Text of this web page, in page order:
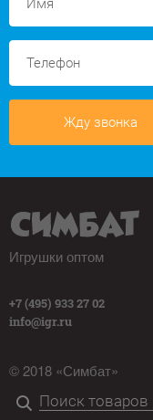
Жду звонка
Игрушки оптом
+7 (495) 933 27 02
info@igr.ru
© 2018 «Симбат»